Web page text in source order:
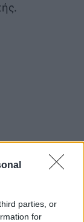
parties, or
for